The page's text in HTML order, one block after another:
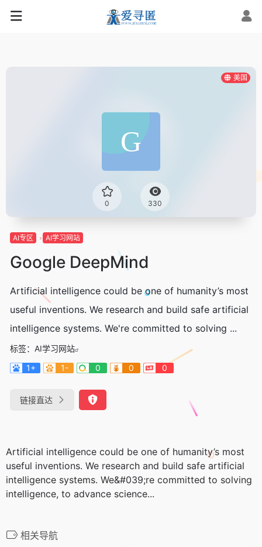
美国
0 330
AI专区 AI学习网站
Google DeepMind
Artificial intelligence could be one of humanity’s most
useful inventions. We research and build safe artificial
intelligence systems. We're committed to solving ...
标签： AI学习网站
1+
1- 0 0 0
链接直达
Artificial intelligence could be one of humanity’s most
useful inventions. We research and build safe artificial
intelligence systems. We&#039;re committed to solving
intelligence, to advance science...
相关导航